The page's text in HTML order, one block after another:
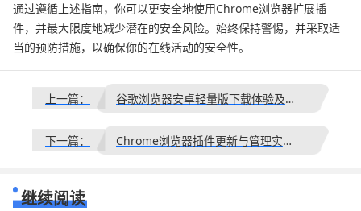
通过遵循上述指南，你可以更安全地使用Chrome浏览器扩展插
件，并最大限度地减少潜在的安全风险。始终保持警惕，并采取适
当的预防措施，以确保你的在线活动的安全性。
上一篇： 谷歌浏览器安卓轻量版下载体验及优化策略
下一篇： Chrome浏览器插件更新与管理实用教程
继续阅读